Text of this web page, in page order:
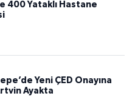
400 Yataklı Hastane
Yeni ÇED Onayına
Ayakta